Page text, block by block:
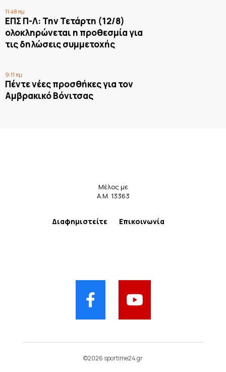
11:48 πμ
ΕΠΣ Π-Λ: Την Τετάρτη (12/8)
ολοκληρώνεται η προθεσμία για
τις δηλώσεις συμμετοχής
9:11 πμ
Πέντε νέες προσθήκες για τον
Αμβρακικό Βόνιτσας
Μέλος με
Α.Μ. 13363
Διαφημιστείτε Επικοινωνία
©2026 sportime24.gr